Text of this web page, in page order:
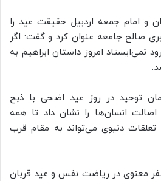
و امام جمعه اردبیل حقیقت عید را
صالح جامعه عنوان کرد و گفت: اگر
نمی‌ایستاد امروز داستان ابراهیم به
توحید در روز عید اضحی با ذبح
انسان‌ها را نشان داد تا همه
تعلقات دنیوی می‌تواند به مقام قرب
معنوی در ریاضت نفس و عید قربان